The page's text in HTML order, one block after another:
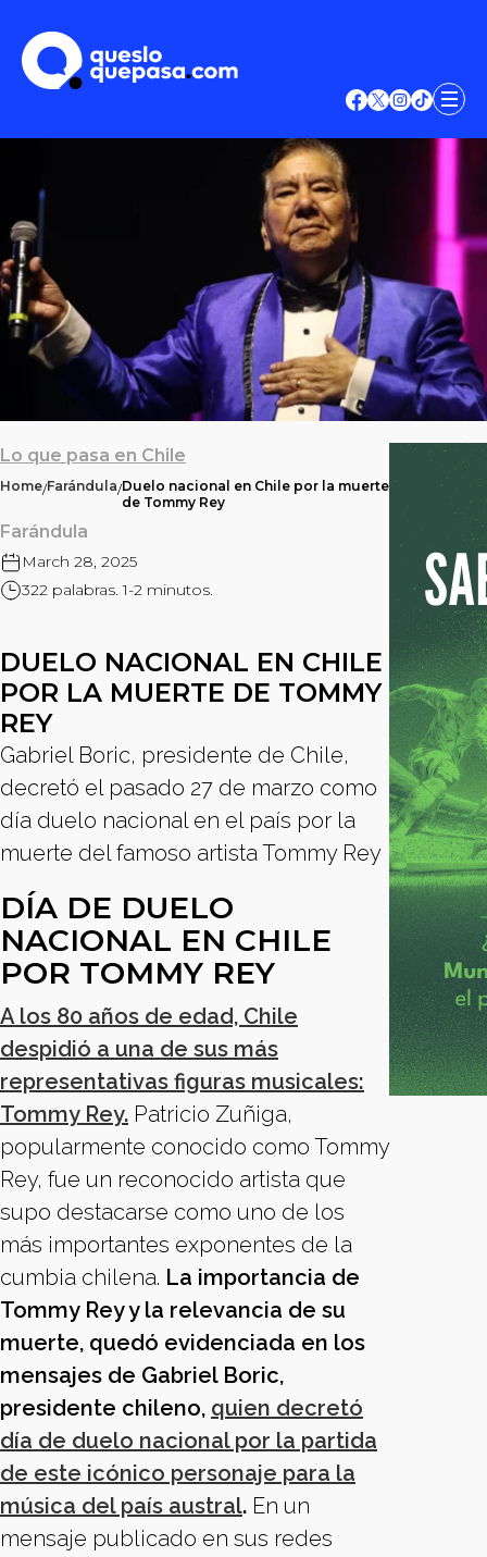
Lo que pasa en Chile
Home/Farándula/Duelo nacional en Chile por la muerte
de Tommy Rey
Farándula
March 28, 2025
322 palabras. 1-2 minutos.
DUELO NACIONAL EN CHILE
POR LA MUERTE DE TOMMY
REY
Gabriel Boric, presidente de Chile,
decretó el pasado 27 de marzo como
día duelo nacional en el país por la
muerte del famoso artista Tommy Rey
DÍA DE DUELO
NACIONAL EN CHILE
POR TOMMY REY
A los 80 años de edad, Chile
despidió a una de sus más
representativas figuras musicales:
Tommy Rey. Patricio Zuñiga,
popularmente conocido como Tommy
Rey, fue un reconocido artista que
supo destacarse como uno de los
más importantes exponentes de la
cumbia chilena. La importancia de
Tommy Rey y la relevancia de su
muerte, quedó evidenciada en los
mensajes de Gabriel Boric,
presidente chileno, quien decretó
día de duelo nacional por la partida
de este icónico personaje para la
música del país austral. En un
mensaje publicado en sus redes